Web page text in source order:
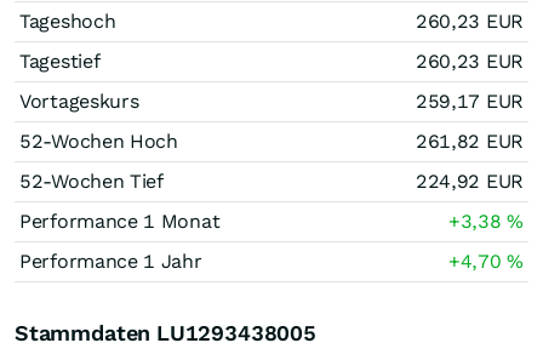
Tageshoch
260,23 EUR
Tagestief
260,23 EUR
Vortageskurs
259,17 EUR
52-Wochen Hoch
261,82 EUR
52-Wochen Tief
224,92 EUR
Performance 1 Monat
+3,38%
Performance 1 Jahr
+4,70%
Stammdaten LU1293438005